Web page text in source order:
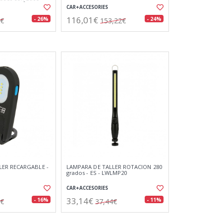
de 180º y
- 26%
CAR+ACCESORIES
116,01€ 153,22€ - 24%
RECARGABLE -
- 16%
LAMPARA DE TALLER ROTACION 280
grados - ES - LWLMP20
CAR+ACCESORIES
33,14€ 37,44€ - 11%